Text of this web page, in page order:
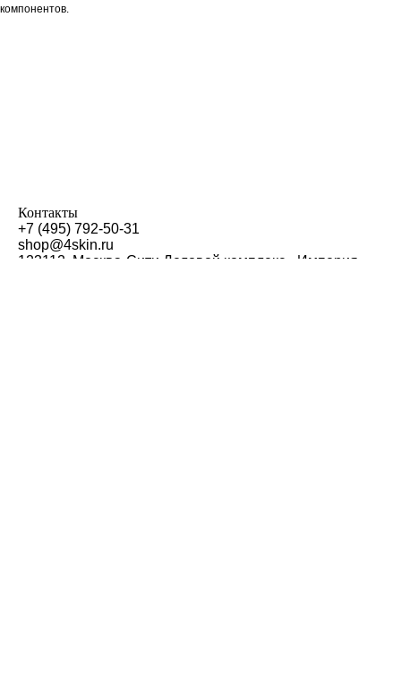
компонентов.
Контакты
+7 (495) 792-50-31
shop@4skin.ru
123112, Москва-Сити Деловой комплекс «Империя»